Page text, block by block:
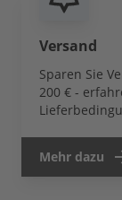
Versand
Sparen Sie
200 € -
Mehr dazu